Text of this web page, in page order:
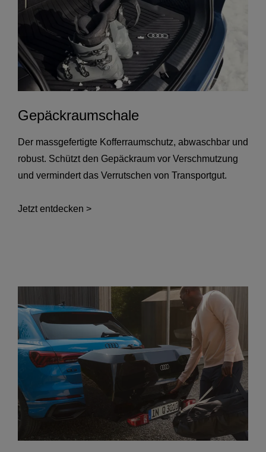
Gepäckraumschale
Der massgefertigte Kofferraumschutz, abwaschbar und
robust. Schützt den Gepäckraum vor Verschmutzung
und vermindert das Verrutschen von Transportgut.
Jetzt entdecken >